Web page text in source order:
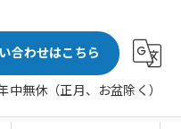
合わせはこちら
中無休（正月、お盆除く）